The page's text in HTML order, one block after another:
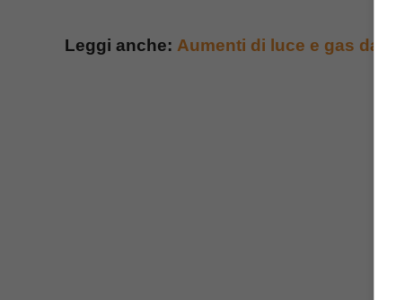
Leggi anche: Aumenti di luce e gas dal